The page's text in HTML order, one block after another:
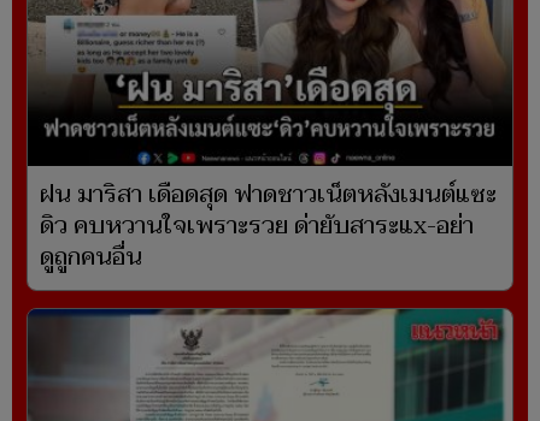
ฝน มาริสา เดือดสุด ฟาดชาวเน็ตหลังเมนต์แซะ
ดิว คบหวานใจเพราะรวย ด่ายับสาระแx-อย่า
ดูถูกคนอื่น